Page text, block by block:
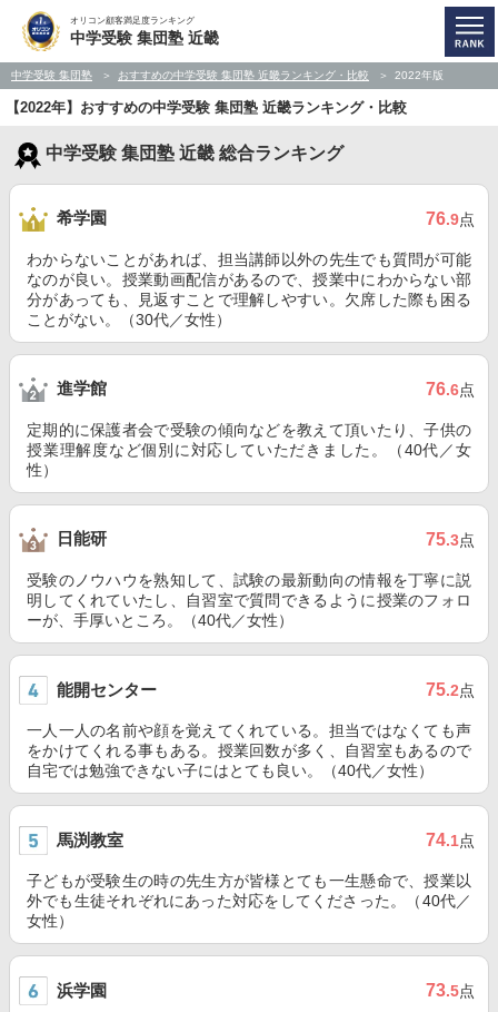
オリコン顧客満足度ランキング
中学受験 集団塾 近畿
中学受験 集団塾 おすすめの中学受験 集団塾 近畿ランキング・比較 2022年版
【2022年】おすすめの中学受験 集団塾 近畿ランキング・比較
中学受験 集団塾 近畿 総合ランキング
希学園 76.9点
わからないことがあれば、担当講師以外の先生でも質問が可能
なのが良い。授業動画配信があるので、授業中にわからない部
分があっても、見返すことで理解しやすい。欠席した際も困る
ことがない。（30代／女性）
進学館 76.6点
定期的に保護者会で受験の傾向などを教えて頂いたり、子供の
授業理解度など個別に対応していただきました。（40代／女
性）
日能研 75.3点
受験のノウハウを熟知して、試験の最新動向の情報を丁寧に説
明してくれていたし、自習室で質問できるように授業のフォロ
ーが、手厚いところ。（40代／女性）
能開センター 75.2点
一人一人の名前や顔を覚えてくれている。担当ではなくても声
をかけてくれる事もある。授業回数が多く、自習室もあるので
自宅では勉強できない子にはとても良い。（40代／女性）
馬渕教室 74.1点
子どもが受験生の時の先生方が皆様とても一生懸命で、授業以
外でも生徒それぞれにあった対応をしてくださった。（40代／
女性）
浜学園 73.5点